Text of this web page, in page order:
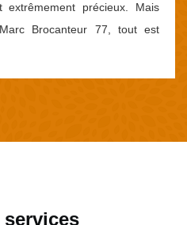
précieux. Mais
Brocanteur 77, tout est